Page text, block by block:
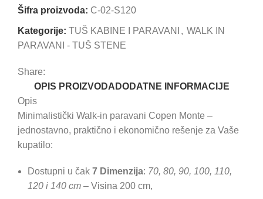
Šifra proizvoda: C-02-S120
Kategorije: TUŠ KABINE I PARAVANI , WALK IN
PARAVANI - TUŠ STENE
Share:
OPIS PROIZVODA DODATNE INFORMACIJE
Opis
Minimalistički Walk-in paravani Copen Monte –
jednostavno, praktično i ekonomično rešenje za Vaše
kupatilo:
Dostupni u čak 7 Dimenzija: 70, 80, 90, 100, 110,
120 i 140 cm – Visina 200 cm,